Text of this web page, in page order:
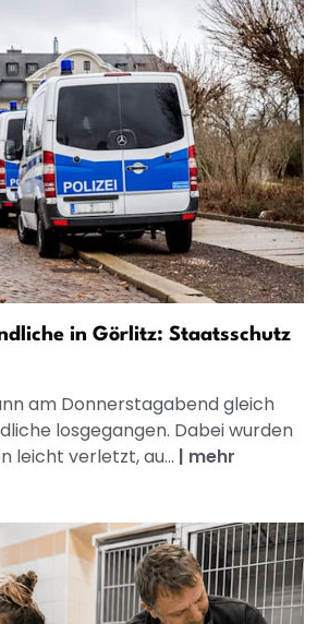
in Görlitz: Staatsschutz
am Donnerstagabend gleich
losgegangen. Dabei wurden
leicht verletzt, au... | mehr